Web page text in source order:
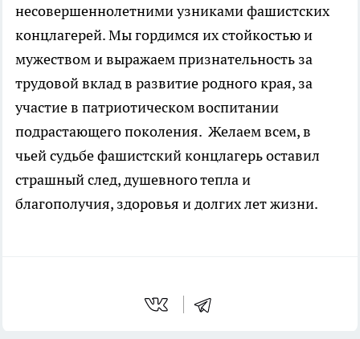
несовершеннолетними узниками фашистских
концлагерей. Мы гордимся их стойкостью и
мужеством и выражаем признательность за
трудовой вклад в развитие родного края, за
участие в патриотическом воспитании
подрастающего поколения. Желаем всем, в
чьей судьбе фашистский концлагерь оставил
страшный след, душевного тепла и
благополучия, здоровья и долгих лет жизни.